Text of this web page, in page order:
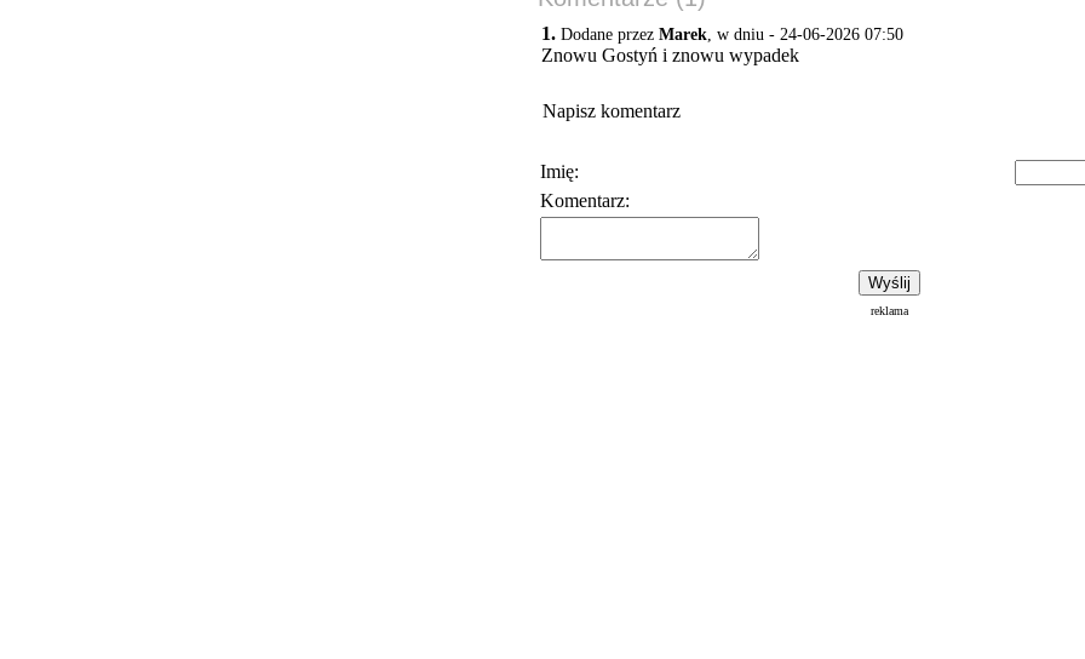
1. Dodane przez Marek, w dniu - 24-06-2026 07:50
Znowu Gostyń i znowu wypadek
Napisz komentarz
Imię:
Komentarz:
reklama